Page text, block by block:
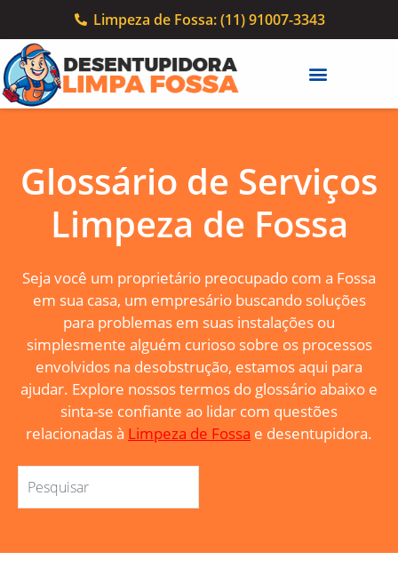
Limpeza de Fossa: (11) 91007-3343
Glossário de Serviços
Limpeza de Fossa
Seja você um proprietário preocupado com a Fossa
em sua casa, um empresário buscando soluções
para problemas em suas instalações ou
simplesmente alguém curioso sobre os processos
envolvidos na desobstrução, estamos aqui para
ajudar. Explore nossos termos do glossário abaixo e
sinta-se confiante ao lidar com questões
relacionadas à Limpeza de Fossa e desentupidora.